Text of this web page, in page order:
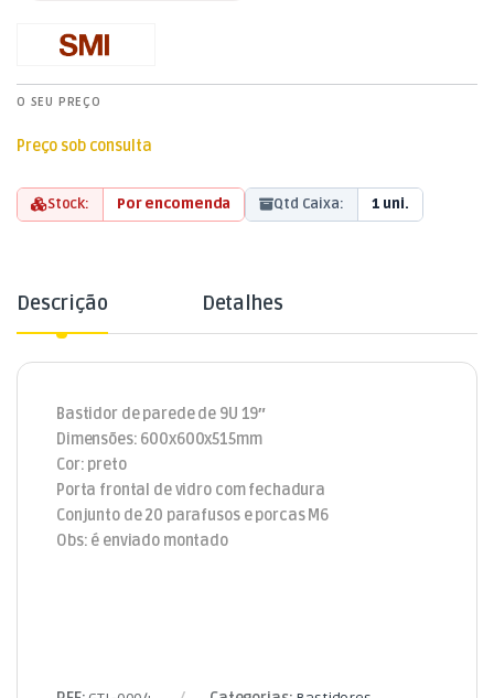
O SEU PREÇO
Preço sob consulta
Stock: Por encomenda Qtd Caixa: 1 uni.
Descrição Detalhes
Bastidor de parede de 9U 19″
Dimensões: 600x600x515mm
Cor: preto
Porta frontal de vidro com fechadura
Conjunto de 20 parafusos e porcas M6
Obs: é enviado montado